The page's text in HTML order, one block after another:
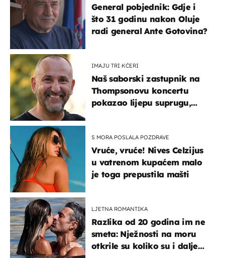
General pobjednik: Gdje i
što 31 godinu nakon Oluje
radi general Ante Gotovina?
IMAJU TRI KĆERI
Naš saborski zastupnik na
Thompsonovu koncertu
pokazao lijepu suprugu,
S MORA POSLALA POZDRAVE
Vruće, vruće! Nives Celzijus
u vatrenom kupaćem malo
je toga prepustila mašti
LJETNA ROMANTIKA
Razlika od 20 godina im ne
smeta: Nježnosti na moru
otkrile su koliko su i dalje